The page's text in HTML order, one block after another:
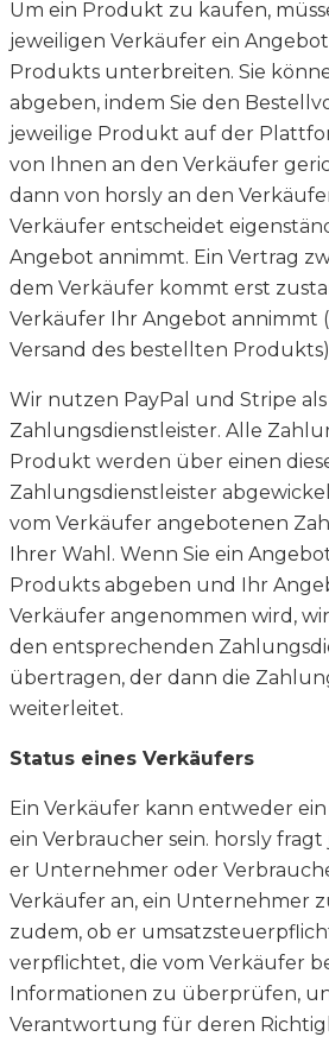
Um ein Produkt zu kaufen,
jeweiligen Verkäufer ein
Produkts unterbreiten. Sie
abgeben, indem Sie den
jeweilige Produkt auf der
von Ihnen an den Verkäufer
dann von horsly an den
Verkäufer entscheidet
Angebot annimmt. Ein Vertrag
dem Verkäufer kommt erst
Verkäufer Ihr Angebot annimmt
Versand des bestellten
Wir nutzen PayPal und Stripe als
Zahlungsdienstleister. Alle
Produkt werden über einen
Zahlungsdienstleister
vom Verkäufer angebotenen
Ihrer Wahl. Wenn Sie ein
Produkts abgeben und Ihr
Verkäufer angenommen wird,
den entsprechenden
übertragen, der dann die
weiterleitet.
Status eines Verkäufers
Ein Verkäufer kann entweder
ein Verbraucher sein. horsly
er Unternehmer oder
Verkäufer an, ein Unternehmer
zudem, ob er
verpflichtet, die vom Verkäufer
Informationen zu überprüfen,
Verantwortung für deren